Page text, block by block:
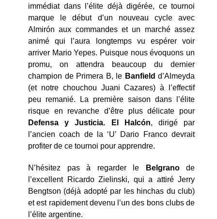
immédiat dans l’élite déjà digérée, ce tournoi
marque le début d’un nouveau cycle avec
Almirón aux commandes et un marché assez
animé qui l’aura longtemps vu espérer voir
arriver Mario Yepes. Puisque nous évoquons un
promu, on attendra beaucoup du dernier
champion de Primera B, le Banfield d’Almeyda
(et notre chouchou Juani Cazares) à l’effectif
peu remanié. La première saison dans l’élite
risque en revanche d’être plus délicate pour
Defensa y Justicia. El Halcón, dirigé par
l’ancien coach de la ‘U’ Dario Franco devrait
profiter de ce tournoi pour apprendre.
N’hésitez pas à regarder le Belgranode
l’excellent Ricardo Zielinski, qui a attiré Jerry
Bengtson (déjà adopté par les hinchas du club)
et est rapidement devenu l’un des bons clubs de
l’élite argentine.